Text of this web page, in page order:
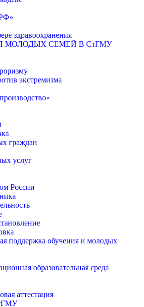
здравоохранения
МОЛОДЫХ СЕМЕЙ В СтГМУ
экстремизма
граждан
услуг
России
поддержка обучения и молодых
образовательная среда
аттестация